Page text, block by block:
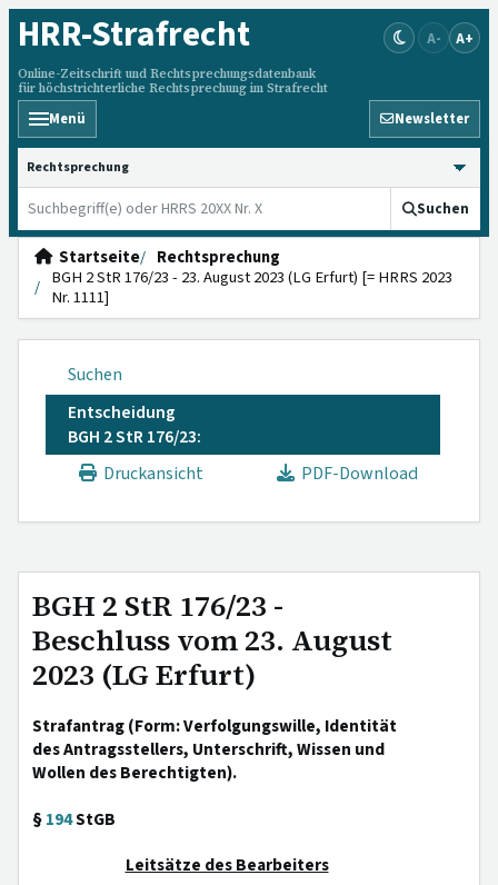
HRR-Strafrecht
Online-Zeitschrift und Rechtsprechungsdatenbank
für höchstrichterliche Rechtsprechung im Strafrecht
A- A+
Menü Newsletter
HRRS durchsuchen
Suchen
Startseite
Rechtsprechung
BGH 2 StR 176/23 - 23. August 2023 (LG Erfurt) [= HRRS 2023
Nr. 1111]
Suchen
Entscheidung
BGH 2 StR 176/23:
Druckansicht
PDF-Download
BGH 2 StR 176/23 -
Beschluss vom 23. August
2023 (LG Erfurt)
Strafantrag (Form: Verfolgungswille, Identität
des Antragsstellers, Unterschrift, Wissen und
Wollen des Berechtigten).
§194StGB
Leitsätze des Bearbeiters